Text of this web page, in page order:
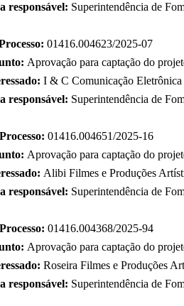
responsável: Superintendência de
01416.004623/2025-07
Aprovação para captação do
I & C Comunicação Eletrônica
responsável: Superintendência de
01416.004651/2025-16
Aprovação para captação do
Alibi Filmes e Produções
responsável: Superintendência de
01416.004368/2025-94
Aprovação para captação do
Roseira Filmes e Produções
responsável: Superintendência de